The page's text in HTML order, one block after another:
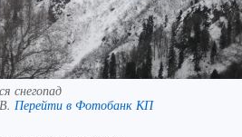
снегопад
Перейти в Фотобанк КП